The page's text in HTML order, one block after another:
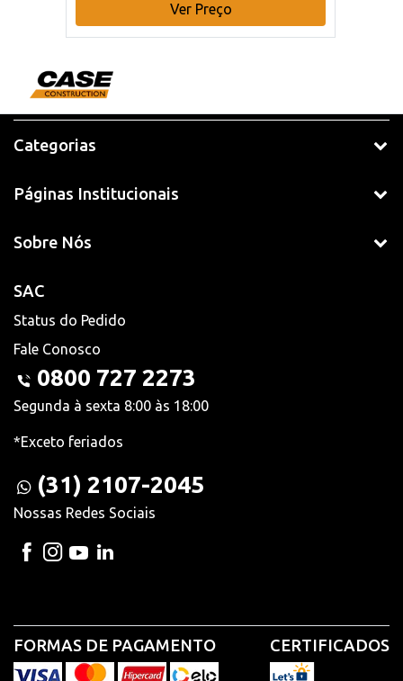
Ver Preço
Categorias
Páginas Institucionais
Sobre Nós
SAC
Status do Pedido
Fale Conosco
0800 727 2273
Segunda à sexta 8:00 às 18:00
*Exceto feriados
(31) 2107-2045
Nossas Redes Sociais
FORMAS DE PAGAMENTO CERTIFICADOS